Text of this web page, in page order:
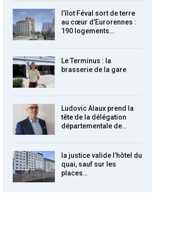
l’îlot Féval sort de terre
au cœur d’Eurorennes :
190 logements…
Le Terminus : la
brasserie de la gare
Ludovic Alaux prend la
tête de la délégation
départementale de…
la justice valide l’hôtel du
quai, sauf sur les
places…